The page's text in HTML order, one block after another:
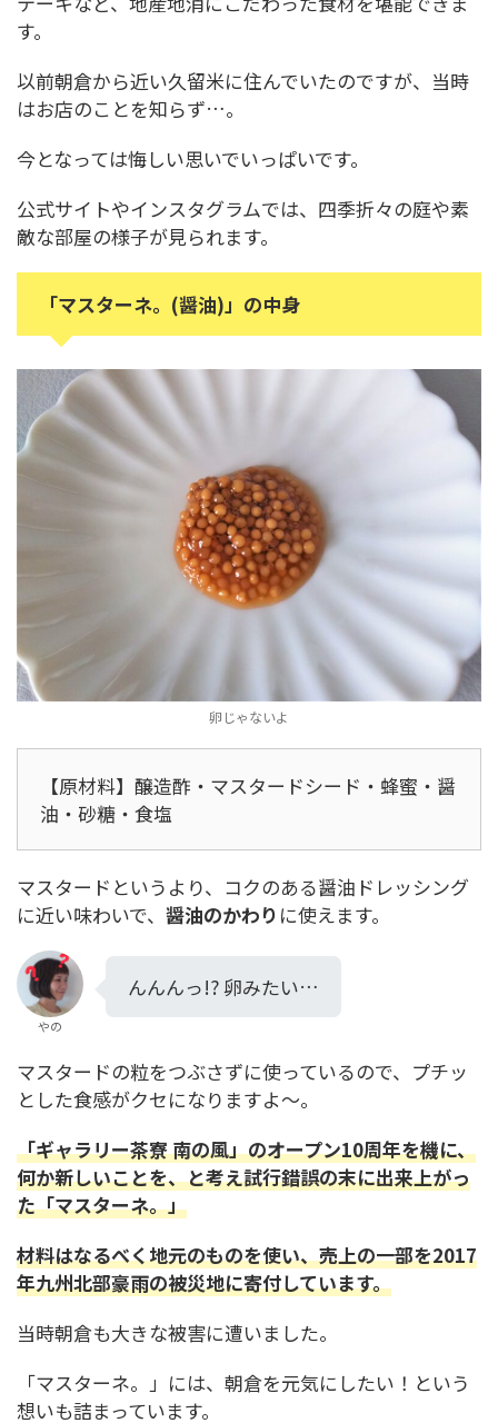
す。
以前朝倉から近い久留米に住んでいたのですが、当時
はお店のことを知らず…。
今となっては悔しい思いでいっぱいです。
公式サイトやインスタグラムでは、四季折々の庭や素
敵な部屋の様子が見られます。
「マスターネ。(醤油)」の中身
卵じゃないよ
【原材料】醸造酢・マスタードシード・蜂蜜・醤
油・砂糖・食塩
マスタードというより、コクのある醤油ドレッシング
に近い味わいで、 醤油のかわり に使えます。
やの
んんんっ!? 卵みたい…
マスタードの粒をつぶさずに使っているので、プチッ
とした食感がクセになりますよ～。
「ギャラリー茶寮 南の風」のオープン10周年を機に、
何か新しいことを、と考え試行錯誤の末に出来上がっ
た「マスターネ。」
材料はなるべく地元のものを使い、売上の一部を2017
年九州北部豪雨の被災地に寄付しています。
当時朝倉も大きな被害に遭いました。
「マスターネ。」には、朝倉を元気にしたい！という
想いも詰まっています。